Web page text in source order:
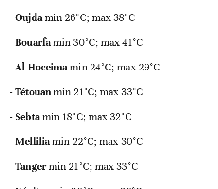
-Oujdamin 26°C; max 38°C
-Bouarfamin 30°C; max 41°C
-Al Hoceimamin 24°C; max 29°C
-Tétouanmin 21°C; max 33°C
- Sebtamin 18°C; max 32°C
-Melliliamin 22°C; max 30°C
-Tangermin 21°C; max 33°C